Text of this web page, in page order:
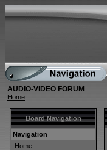
AUDIO-VIDEO FORUM
Home
Board Navigation
Navigation
Home